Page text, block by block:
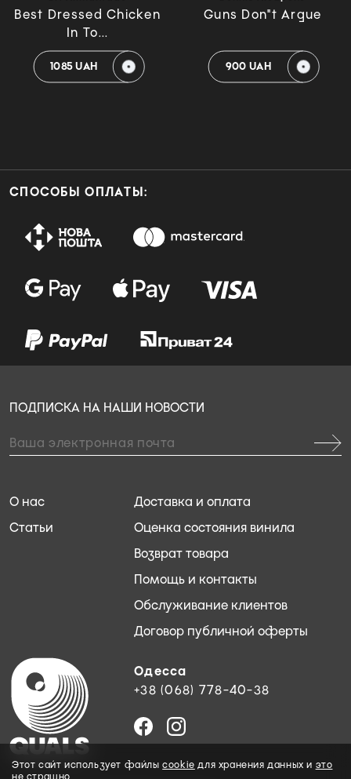
Best Dressed Chicken
In To...
1085 UAH
Guns Don"t Argue
900 UAH
СПОСОБЫ ОПЛАТЫ:
Одесса
+38 (068) 778-40-38
Доставка и оплата
Оценка состояния винила
Возврат товара
Помощь и контакты
Обслуживание клиентов
Договор публичной оферты
О нас
Статьи
ПОДПИСКА НА НАШИ НОВОСТИ
Этот сайт использует файлыcookie для хранения данных и это
не страшно